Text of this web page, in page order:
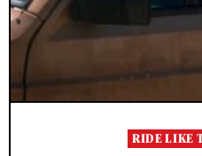
RIDE LIKE